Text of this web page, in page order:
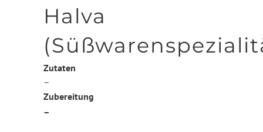
Halva
Zutaten
–
Zubereitung
–